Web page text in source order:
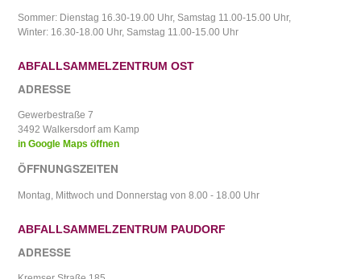
Sommer: Dienstag 16.30-19.00 Uhr, Samstag 11.00-15.00 Uhr,
Winter: 16.30-18.00 Uhr, Samstag 11.00-15.00 Uhr
ABFALLSAMMELZENTRUM OST
ADRESSE
Gewerbestraße 7
3492 Walkersdorf am Kamp
in Google Maps öffnen
ÖFFNUNGSZEITEN
Montag, Mittwoch und Donnerstag von 8.00 - 18.00 Uhr
ABFALLSAMMELZENTRUM PAUDORF
ADRESSE